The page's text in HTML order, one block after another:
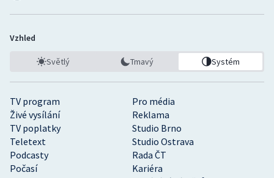
TV program
Pro média
Živé vysílání
Reklama
TV poplatky
Studio Brno
Teletext
Studio Ostrava
Podcasty
Rada ČT
Počasí
Kariéra
Vzhled
Světlý Tmavý Systém